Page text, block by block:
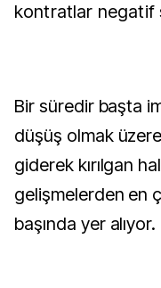
kontratlar negatif
Bir süredir başta
düşüş olmak
giderek kırılgan
gelişmelerden en
başında yer alıyor.